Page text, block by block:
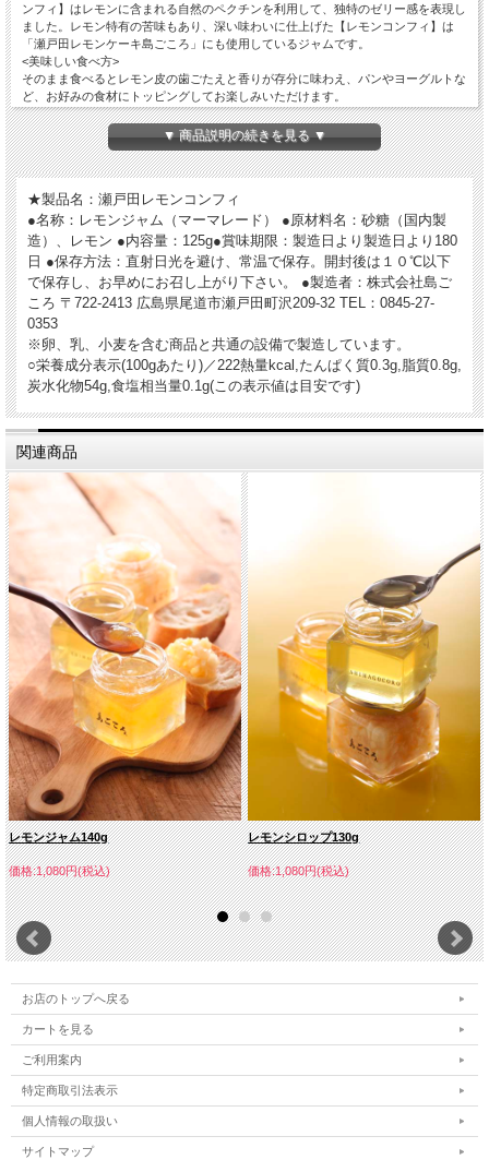
ンフィ】はレモンに含まれる自然のペクチンを利用して、独特のゼリー感を表現し
ました。レモン特有の苦味もあり、深い味わいに仕上げた【レモンコンフィ】は
「瀬戸田レモンケーキ島ごころ」にも使用しているジャムです。
<美味しい食べ方>
そのまま食べるとレモン皮の歯ごたえと香りが存分に味わえ、パンやヨーグルトな
ど、お好みの食材にトッピングしてお楽しみいただけます。
▼ 商品説明の続きを見る ▼
★製品名：瀬戸田レモンコンフィ
●名称：レモンジャム（マーマレード） ●原材料名：砂糖（国内製
造）、レモン ●内容量：125g●賞味期限：製造日より製造日より180
日 ●保存方法：直射日光を避け、常温で保存。開封後は１０℃以下
で保存し、お早めにお召し上がり下さい。 ●製造者：株式会社島ご
ころ 〒722-2413 広島県尾道市瀬戸田町沢209-32 TEL：0845-27-
0353
※卵、乳、小麦を含む商品と共通の設備で製造しています。
○栄養成分表示(100gあたり)／222熱量kcal,たんぱく質0.3g,脂質0.8g,
炭水化物54g,食塩相当量0.1g(この表示値は目安です)
関連商品
レモンジャム140g
価格:1,080円(税込)
レモンシロップ130g
価格:1,080円(税込)
お店のトップへ戻る
カートを見る
ご利用案内
特定商取引法表示
個人情報の取扱い
サイトマップ